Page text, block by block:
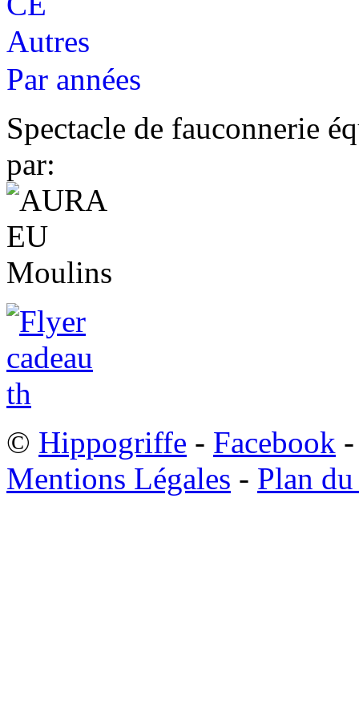
Autres
Par années
Spectacle de fauconnerie
par:
© Hippogriffe - Facebook
Mentions Légales - Plan